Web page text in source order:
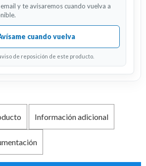
y te avisaremos cuando vuelva a
cuando vuelva
de reposición de este producto.
Información adicional